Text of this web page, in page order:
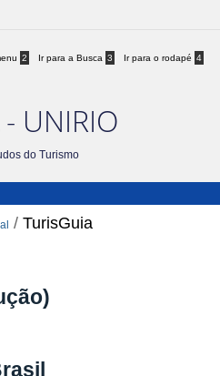
2 Ir para a Busca 3 Ir para o rodapé 4
- UNIRIO
do Turismo
/TurisGuia